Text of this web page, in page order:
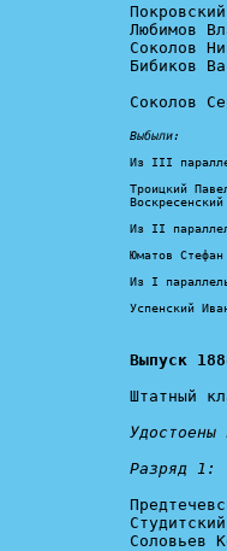
Любимов
Соколов
Бибиков
Соколов
Выбыли:
Из III
Троицкий
Из II
Юматов
Из I
Успенский
Выпуск
Штатный
Разряд 1:
Соловьев